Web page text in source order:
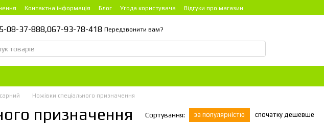
Контактна інформація Блог Угода користувача Відгуки про магазин
08-37-888,067-93-78-418 Передзвонити вам?
Ножівки спеціального призначення
призначення Сортування: за популярністю спочатку дешевше